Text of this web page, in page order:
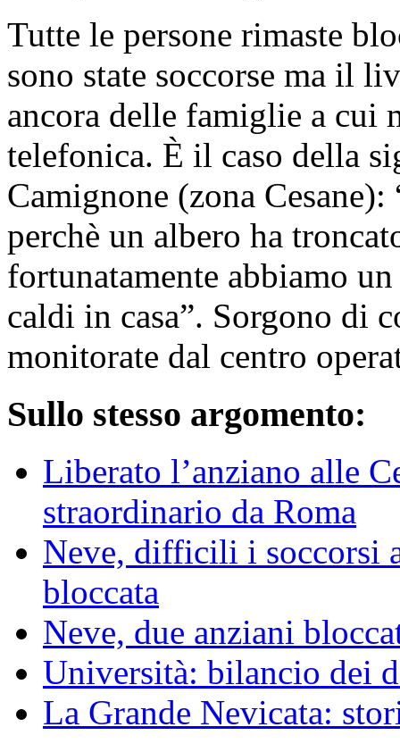
Tutte le persone rimaste
sono state soccorse ma il
ancora delle famiglie a cui
telefonica. È il caso della
Camignone (zona
perchè un albero ha
fortunatamente abbiamo
caldi in casa”. Sorgono di
monitorate dal centro
Sullo stesso argomento:
Liberato l’anziano alle
straordinario da Roma
Neve, difficili i soccorsi
bloccata
Neve, due anziani
Università: bilancio dei
La Grande Nevicata: